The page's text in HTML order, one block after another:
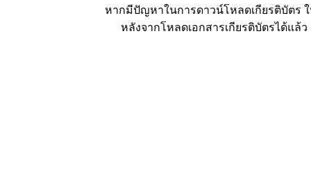
หากมีปัญหาในการดาวน์โหลดเกียรติบัตร
หลังจากโหลดเอกสารเกียรติบัตรได้แล้